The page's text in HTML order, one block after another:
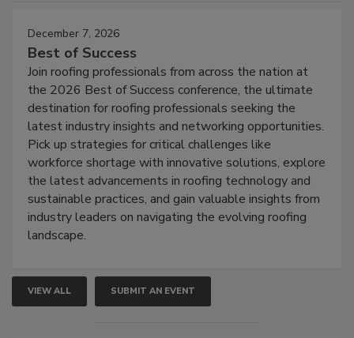
December 7, 2026
Best of Success
Join roofing professionals from across the nation at
the 2026 Best of Success conference, the ultimate
destination for roofing professionals seeking the
latest industry insights and networking opportunities.
Pick up strategies for critical challenges like
workforce shortage with innovative solutions, explore
the latest advancements in roofing technology and
sustainable practices, and gain valuable insights from
industry leaders on navigating the evolving roofing
landscape.
VIEW ALL SUBMIT AN EVENT